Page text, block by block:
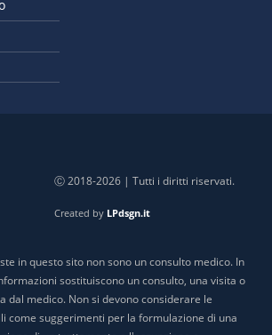
Ⓒ 2018-2026 | Tutti i diritti riservati.
Created by LPdsgn.it
in questo sito non sono un consulto medico. In
sostituiscono un consulto, una visita o
dal medico. Non si devono considerare le
come suggerimenti per la formulazione di una